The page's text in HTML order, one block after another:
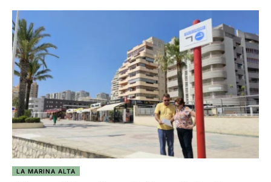
LA MARINA ALTA